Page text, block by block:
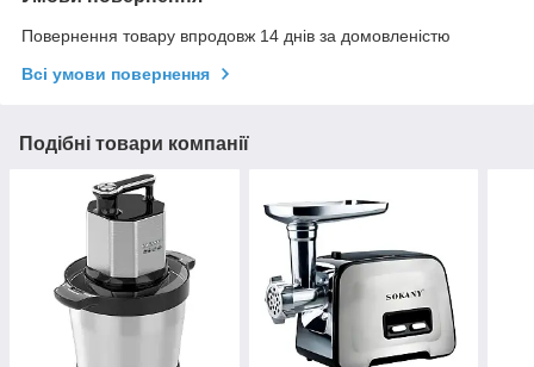
Повернення товару впродовж 14 днів за домовленістю
Всі умови повернення
Подібні товари компанії